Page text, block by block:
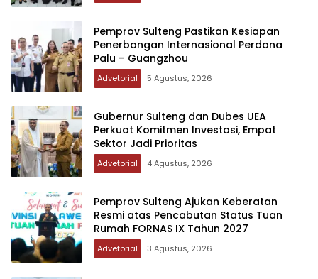
Pemprov Sulteng Pastikan Kesiapan
Penerbangan Internasional Perdana
Palu – Guangzhou
Advetorial 5 Agustus, 2026
Gubernur Sulteng dan Dubes UEA
Perkuat Komitmen Investasi, Empat
Sektor Jadi Prioritas
Advetorial 4 Agustus, 2026
Pemprov Sulteng Ajukan Keberatan
Resmi atas Pencabutan Status Tuan
Rumah FORNAS IX Tahun 2027
Advetorial 3 Agustus, 2026